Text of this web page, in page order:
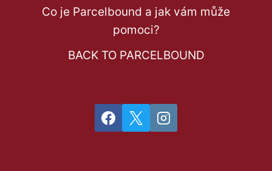
Co je Parcelbound a jak vám může
pomoci?
BACK TO PARCELBOUND